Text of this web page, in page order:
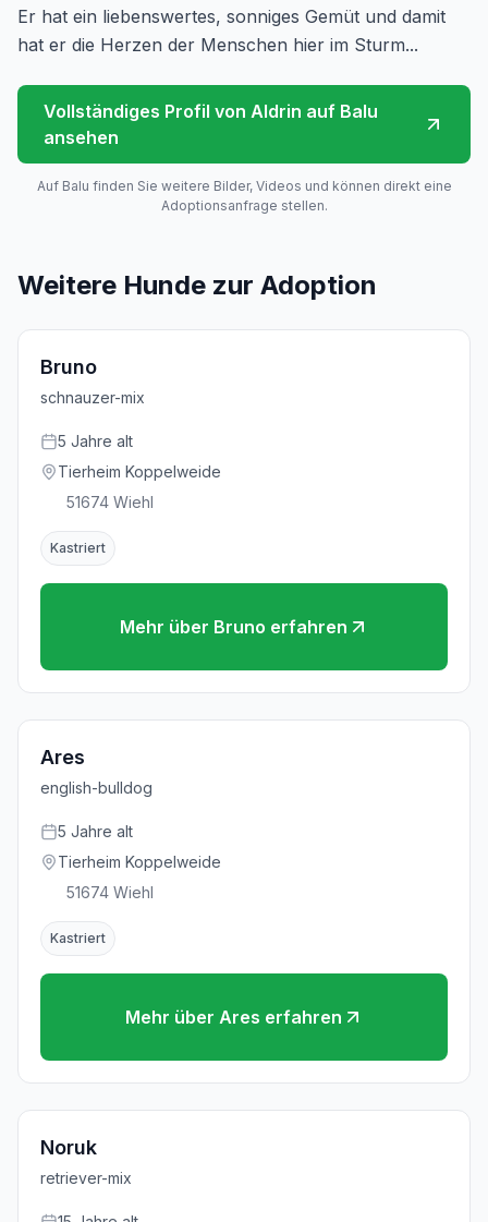
Er hat ein liebenswertes, sonniges Gemüt und damit
hat er die Herzen der Menschen hier im Sturm...
Vollständiges Profil von Aldrin auf Balu
ansehen
Auf Balu finden Sie weitere Bilder, Videos und können direkt eine
Adoptionsanfrage stellen.
Weitere Hunde zur Adoption
Bruno
schnauzer-mix
5 Jahre alt
Tierheim Koppelweide
51674 Wiehl
Kastriert
Mehr über Bruno erfahren
Ares
english-bulldog
5 Jahre alt
Tierheim Koppelweide
51674 Wiehl
Kastriert
Mehr über Ares erfahren
Noruk
retriever-mix